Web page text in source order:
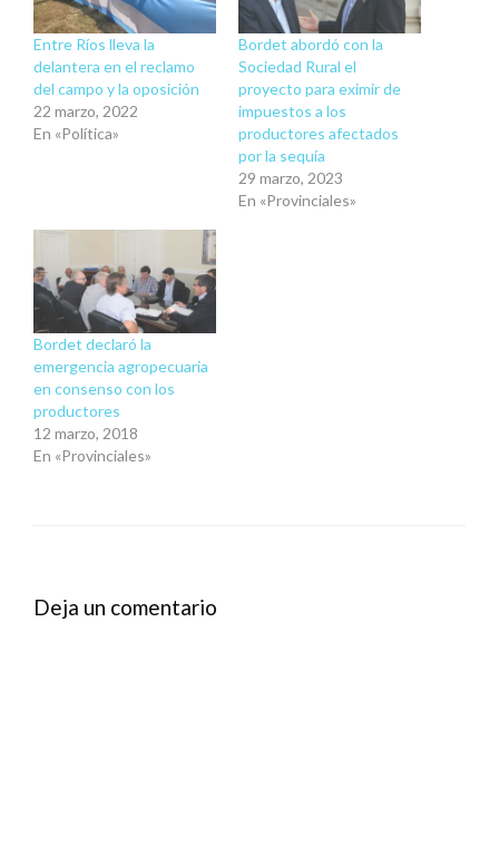
Entre Ríos lleva la
delantera en el reclamo
del campo y la oposición
22 marzo, 2022
En «Política»
Bordet abordó con la
Sociedad Rural el
proyecto para eximir de
impuestos a los
productores afectados
por la sequía
29 marzo, 2023
En «Provinciales»
Bordet declaró la
emergencia agropecuaria
en consenso con los
productores
12 marzo, 2018
En «Provinciales»
Deja un comentario